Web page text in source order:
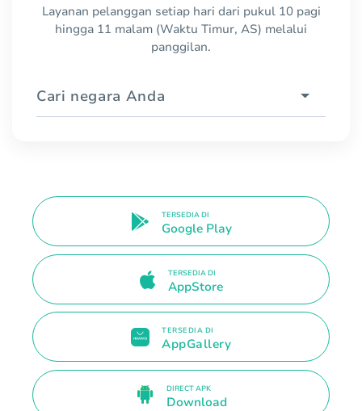
Layanan pelanggan setiap hari dari pukul 10 pagi
hingga 11 malam (Waktu Timur, AS) melalui
panggilan.
Cari negara Anda
TERSEDIA DI
Google Play
TERSEDIA DI
AppStore
TERSEDIA DI
AppGallery
DIRECT APK
Download